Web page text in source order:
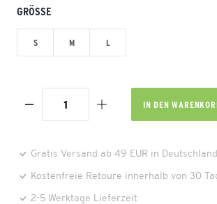
GRÖSSE
S M L
IN DEN
Gratis Versand ab 49 EUR in Deutschland
Kostenfreie Retoure innerhalb von 30
2-5 Werktage Lieferzeit